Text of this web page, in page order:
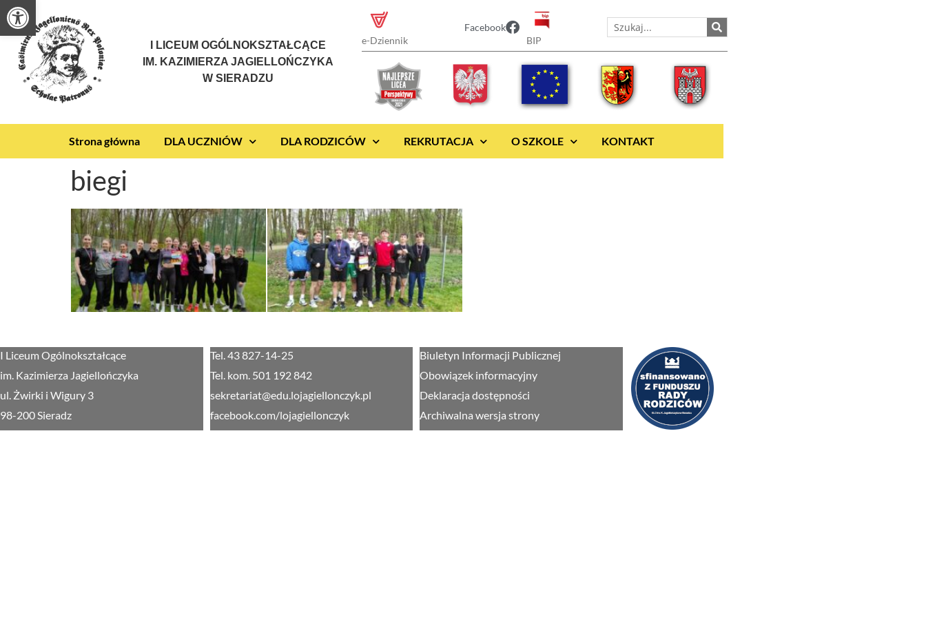
Otwórz pasek narzędzi
I LICEUM OGÓLNOKSZTAŁCĄCE
IM. KAZIMIERZA JAGIELLOŃCZYKA
W SIERADZU
e-Dziennik
Facebook
BIP
Strona główna DLA UCZNIÓW DLA RODZICÓW REKRUTACJA O SZKOLE KONTAKT
biegi
I Liceum Ogólnokształcące
im. Kazimierza Jagiellończyka
ul. Żwirki i Wigury 3
98-200 Sieradz
Tel. 43 827-14-25
Tel. kom. 501 192 842
sekretariat@edu.lojagiellonczyk.pl
facebook.com/lojagiellonczyk
Biuletyn Informacji Publicznej
Obowiązek informacyjny
Deklaracja dostępności
Archiwalna wersja strony